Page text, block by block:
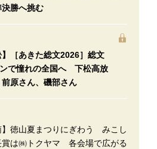
決勝へ挑む
】［あきた総文2026］総文
で憧れの全国へ 下松高放
原さん、磯部さん
】徳山夏まつりにぎわう みこし
賞は㈱トクヤマ 各会場で広がる